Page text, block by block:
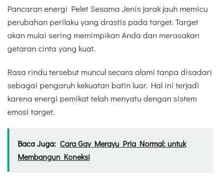
Pancaran energi Pelet Sesama Jenis jarak jauh memicu
perubahan perilaku yang drastis pada target. Target
akan mulai sering memimpikan Anda dan merasakan
getaran cinta yang kuat.
Rasa rindu tersebut muncul secara alami tanpa disadari
sebagai pengaruh kekuatan batin luar. Hal ini terjadi
karena energi pemikat telah menyatu dengan sistem
emosi target.
Baca Juga: Cara Gay Merayu Pria Normal: untuk
Membangun Koneksi